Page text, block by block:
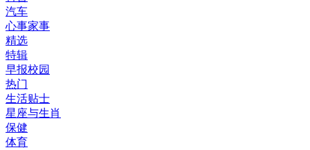
汽车
心事家事
精选
特辑
早报校园
热门
生活贴士
星座与生肖
保健
体育